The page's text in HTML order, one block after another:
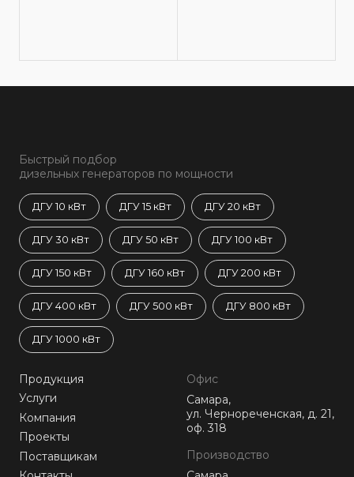
Быстрый подбор
дизельных генераторов по мощности
ДГУ 10 кВт ДГУ 15 кВт ДГУ 20 кВт
ДГУ 30 кВт ДГУ 50 кВт ДГУ 100 кВт
ДГУ 150 кВт ДГУ 160 кВт ДГУ 200 кВт
ДГУ 400 кВт ДГУ 500 кВт ДГУ 800 кВт
ДГУ 1000 кВт
Продукция
Услуги
Компания
Проекты
Поставщикам
Офис
Самара,
ул. Чернореченская, д. 21,
оф. 318
Производство